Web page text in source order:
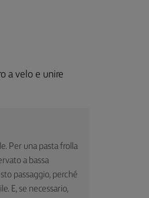
a velo e unire
Per una pasta frolla
a bassa
passaggio, perché
E, se necessario,